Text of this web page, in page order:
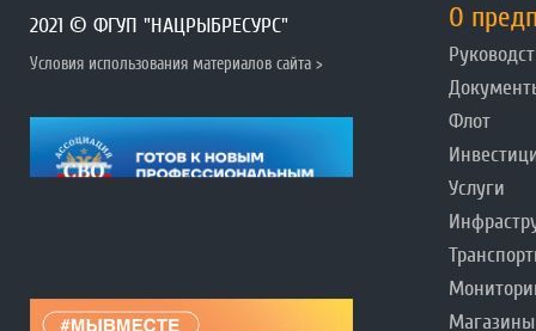
2021 © ФГУП "НАЦРЫБРЕСУРС"
Условия использования материалов сайта >
О
Флот
Услуги
Магазины